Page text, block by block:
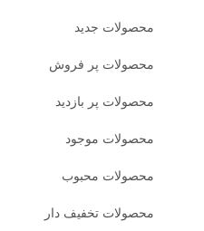
محصولات جدید
محصولات پر فروش
محصولات پر بازدید
محصولات موجود
محصولات محبوب
محصولات تخفیف دار